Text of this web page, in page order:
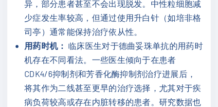
异，部分患者甚至不会出现脱发。中性粒细胞减
少症发生率较高，但通过使用升白针（如培非格
司亭）通常能保持治疗依从性。
用药时机： 临床医生对于德曲妥珠单抗的用药时
机存在不同看法。一些医生倾向于在患者
CDK4/6抑制剂和芳香化酶抑制剂治疗进展后，
将其作为二线甚至更早的治疗选择，尤其对于疾
病负荷较高或存在内脏转移的患者。研究数据也